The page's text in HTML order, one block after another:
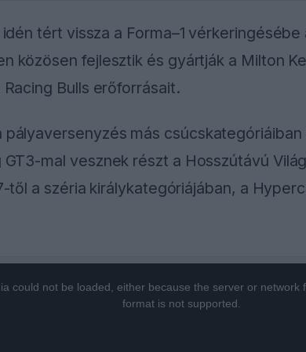
tért vissza a Forma–1
közösen fejlesztik és gyártják a Milton
Bulls erőforrásait.
pályaversenyzés más
mal vesznek részt a Hosszútávú
től a széria királykategóriájában, a
could not be loaded, either because the server or network
format is not supported.